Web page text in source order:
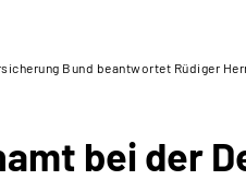
Bund beantwortet Rüdiger
bei der